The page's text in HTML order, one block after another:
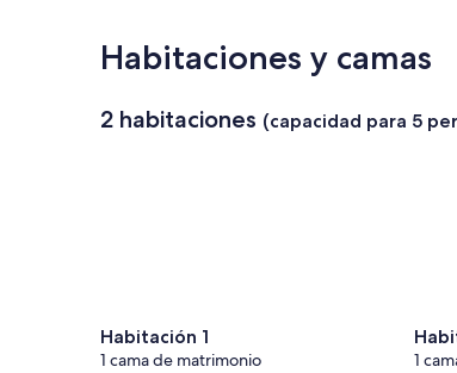
Habitaciones y camas
2 habitaciones (capacidad para 5
Habitación 1
1 cama de matrimonio 1